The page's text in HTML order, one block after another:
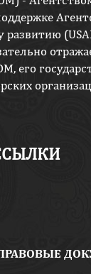
развитию
его